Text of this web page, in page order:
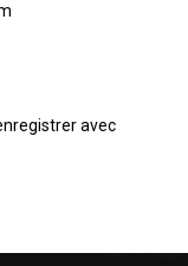
avec